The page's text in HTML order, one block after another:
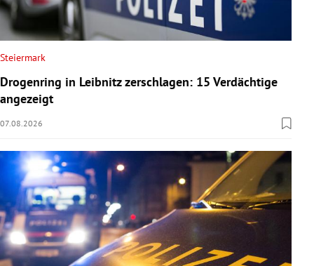
Untermenü
Untermenü
Untermenü
Untermenü
Untermenü
Untermenü
Untermenü
Steiermark
Drogenring in Leibnitz zerschlagen: 15 Verdächtige
angezeigt
07.08.2026